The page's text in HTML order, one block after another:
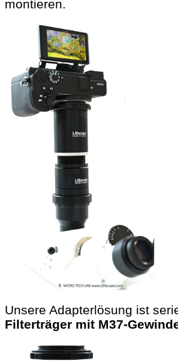
montieren.
Unsere Adapterlösung ist
Filterträger mit M37-